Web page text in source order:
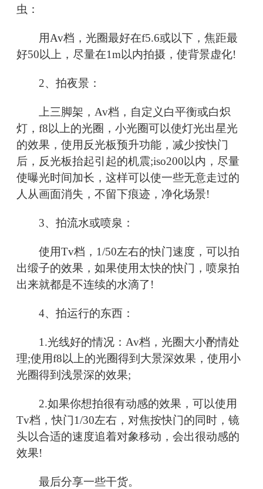
虫：
用Av档，光圈最好在f5.6或以下，焦距最
好50以上，尽量在1m以内拍摄，使背景虚化!
2、拍夜景：
上三脚架，Av档，自定义白平衡或白炽
灯，f8以上的光圈，小光圈可以使灯光出星光
的效果，使用反光板预升功能，减少按快门
后，反光板抬起引起的机震;iso200以内，尽量
使曝光时间加长，这样可以使一些无意走过的
人从画面消失，不留下痕迹，净化场景!
3、拍流水或喷泉：
使用Tv档，1/50左右的快门速度，可以拍
出缎子的效果，如果使用太快的快门，喷泉拍
出来就都是不连续的水滴了!
4、拍运行的东西：
1.光线好的情况：Av档，光圈大小酌情处
理;使用f8以上的光圈得到大景深效果，使用小
光圈得到浅景深的效果;
2.如果你想拍很有动感的效果，可以使用
Tv档，快门1/30左右，对焦按快门的同时，镜
头以合适的速度追着对象移动，会出很动感的
效果!
最后分享一些干货。